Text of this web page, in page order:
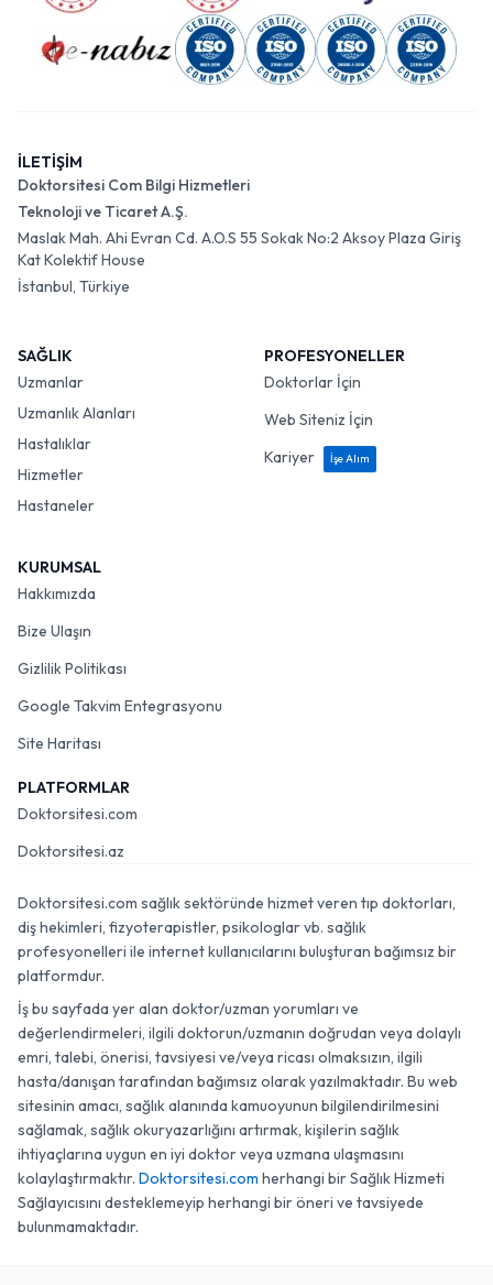
İLETİŞİM
Doktorsitesi Com Bilgi Hizmetleri
Teknoloji ve Ticaret A.Ş.
Maslak Mah. Ahi Evran Cd. A.O.S 55 Sokak No:2 Aksoy Plaza Giriş
Kat Kolektif House
İstanbul, Türkiye
SAĞLIK
Uzmanlar
Uzmanlık Alanları
Hastalıklar
Hizmetler
Hastaneler
PROFESYONELLER
Doktorlar İçin
Web Siteniz İçin
Kariyer
İşe Alım
KURUMSAL
Hakkımızda
Bize Ulaşın
Gizlilik Politikası
Google Takvim Entegrasyonu
Site Haritası
PLATFORMLAR
Doktorsitesi.com
Doktorsitesi.az
Doktorsitesi.com sağlık sektöründe hizmet veren tıp doktorları,
diş hekimleri, fizyoterapistler, psikologlar vb. sağlık
profesyonelleri ile internet kullanıcılarını buluşturan bağımsız bir
platformdur.
İş bu sayfada yer alan doktor/uzman yorumları ve
değerlendirmeleri, ilgili doktorun/uzmanın doğrudan veya dolaylı
emri, talebi, önerisi, tavsiyesi ve/veya ricası olmaksızın, ilgili
hasta/danışan tarafından bağımsız olarak yazılmaktadır. Bu web
sitesinin amacı, sağlık alanında kamuoyunun bilgilendirilmesini
sağlamak, sağlık okuryazarlığını artırmak, kişilerin sağlık
ihtiyaçlarına uygun en iyi doktor veya uzmana ulaşmasını
kolaylaştırmaktır. Doktorsitesi.com herhangi bir Sağlık Hizmeti
Sağlayıcısını desteklemeyip herhangi bir öneri ve tavsiyede
bulunmamaktadır.